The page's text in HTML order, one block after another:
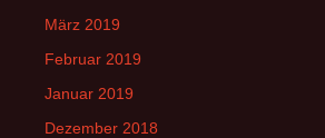
März 2019
Februar 2019
Januar 2019
Dezember 2018